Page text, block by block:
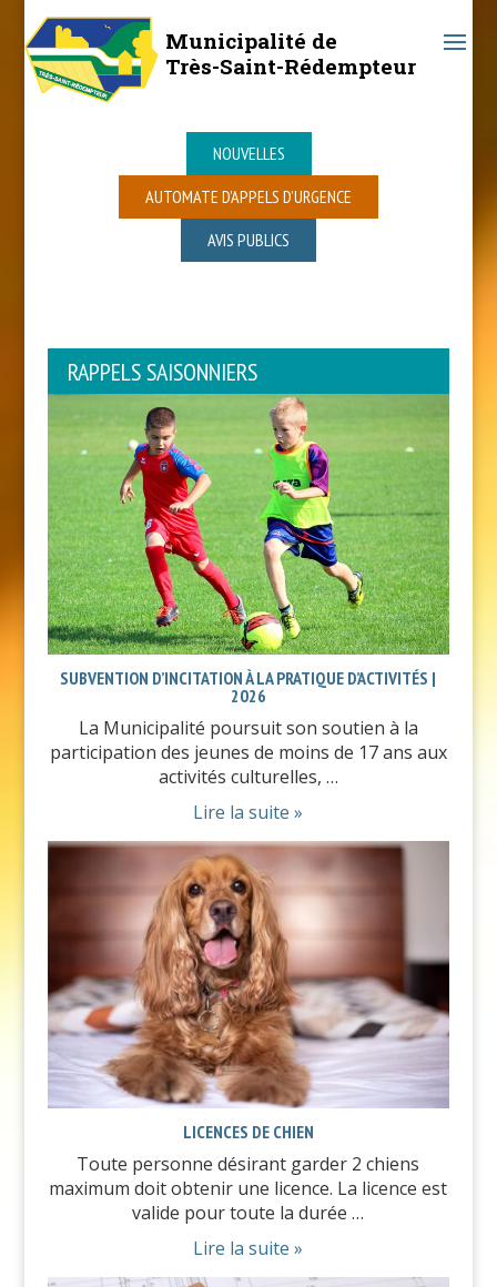
Municipalité de
Très-Saint-Rédempteur
NOUVELLES
AUTOMATE D’APPELS D’URGENCE
AVIS PUBLICS
RAPPELS SAISONNIERS
SUBVENTION D’INCITATION À LA PRATIQUE D’ACTIVITÉS |
2026
La Municipalité poursuit son soutien à la
participation des jeunes de moins de 17 ans aux
activités culturelles, …
Lire la suite »
LICENCES DE CHIEN
Toute personne désirant garder 2 chiens
maximum doit obtenir une licence. La licence est
valide pour toute la durée …
Lire la suite »